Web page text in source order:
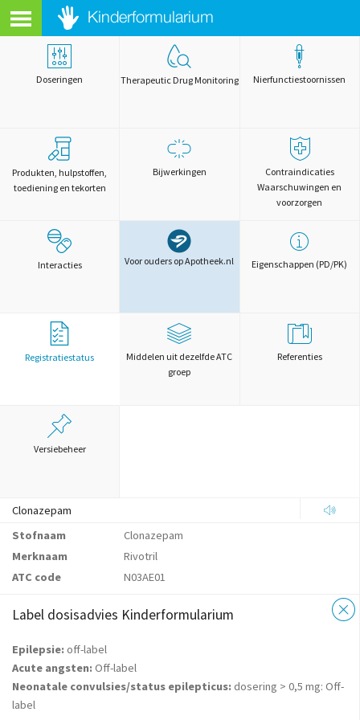
Doseringen Therapeutic Drug Monitoring Nierfunctiestoornissen
Produkten, hulpstoffen,
toediening en tekorten
Bijwerkingen
Contraindicaties
Waarschuwingen en
voorzorgen
Interacties Voor ouders op Apotheek.nl Eigenschappen (PD/PK)
Registratiestatus
Middelen uit dezelfde ATC
groep
Referenties
Versiebeheer
Clonazepam
Stofnaam
Clonazepam
Merknaam
Rivotril
ATC code
N03AE01
Label dosisadvies Kinderformularium
Epilepsie: off-label
Acute angsten: Off-label
Neonatale convulsies/status epilepticus: dosering > 0,5 mg: Off-
label